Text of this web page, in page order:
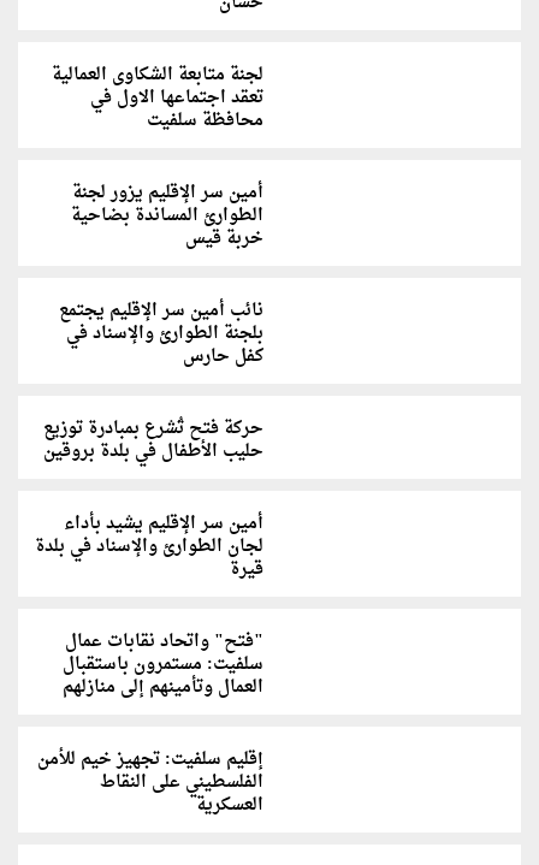
لجنة متابعة الشكاوى العمالية
تعقد اجتماعها الاول في
محافظة سلفيت
أمين سر الإقليم يزور لجنة
الطوارئ المساندة بضاحية
خربة قيس
نائب أمين سر الإقليم يجتمع
بلجنة الطوارئ والإسناد في
كفل حارس
حركة فتح تُشرع بمبادرة توزيع
حليب الأطفال في بلدة بروقين
أمين سر الإقليم يشيد بأداء
لجان الطوارئ والإسناد في بلدة
قيرة
"فتح" واتحاد نقابات عمال
سلفيت: مستمرون باستقبال
العمال وتأمينهم إلى منازلهم
إقليم سلفيت: تجهيز خيم للأمن
الفلسطيني على النقاط
العسكرية